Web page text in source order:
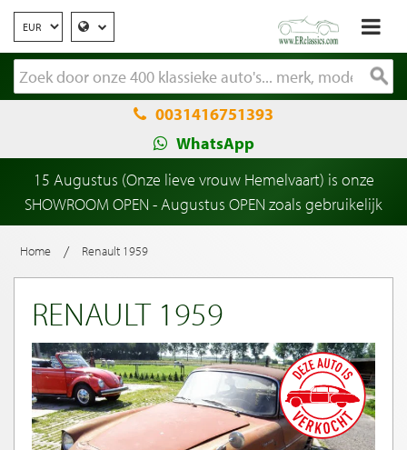
0031416751393
WhatsApp
15 Augustus (Onze lieve vrouw Hemelvaart) is onze
SHOWROOM OPEN - Augustus OPEN zoals gebruikelijk
Home / Renault 1959
RENAULT 1959